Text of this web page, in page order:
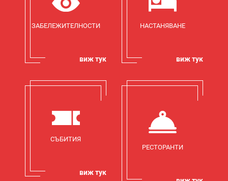
ЗАБЕЛЕЖИТЕЛНОСТИ
виж тук
НАСТАНЯВАНЕ
виж тук
СЪБИТИЯ
виж тук
РЕСТОРАНТИ